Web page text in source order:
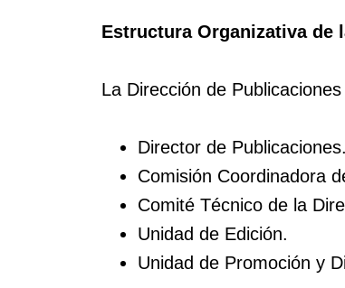
Estructura Organizativa de
La Dirección de
Director de Publicaciones.
Comisión Coordinadora
Comité Técnico de la
Unidad de Edición.
Unidad de Promoción y